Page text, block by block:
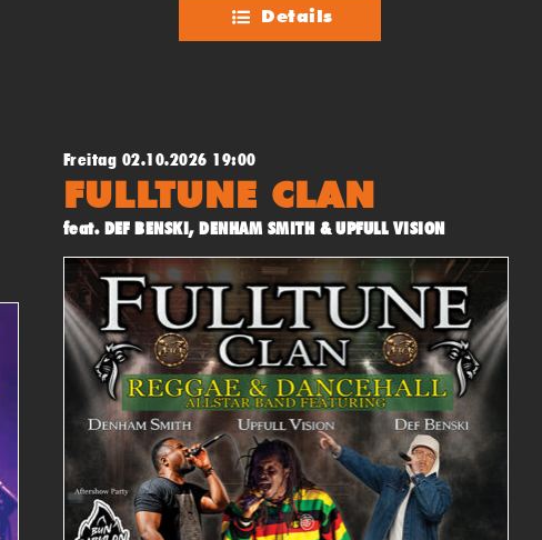
Details
Freitag 02.10.2026 19:00
FULLTUNE CLAN
feat. DEF BENSKI, DENHAM SMITH & UPFULL VISION